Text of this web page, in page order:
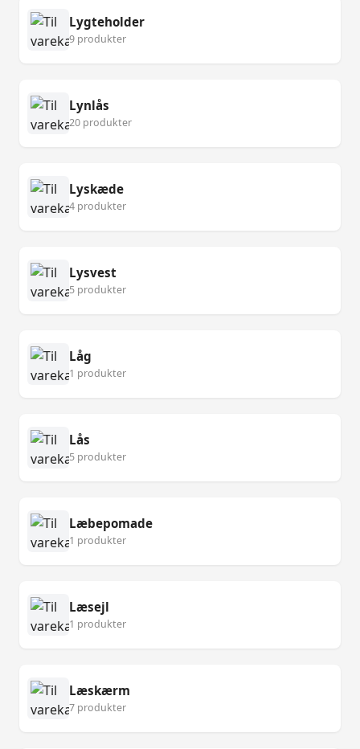
Lygteholder
9 produkter
Lynlås
20 produkter
Lyskæde
4 produkter
Lysvest
5 produkter
Låg
1 produkter
Lås
5 produkter
Læbepomade
1 produkter
Læsejl
1 produkter
Læskærm
7 produkter